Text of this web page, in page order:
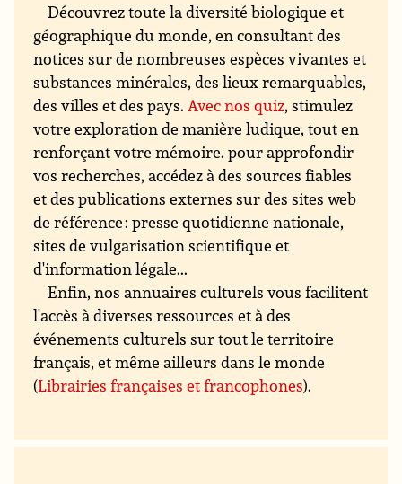
Découvrez toute la diversité biologique et
géographique du monde, en consultant des
notices sur de nombreuses espèces vivantes et
substances minérales, des lieux remarquables,
des villes et des pays.Avec nos quiz, stimulez
votre exploration de manière ludique, tout en
renforçant votre mémoire. pour approfondir
vos recherches, accédez à des sources fiables
et des publications externes sur des sites web
de référence : presse quotidienne nationale,
sites de vulgarisation scientifique et
d'information légale...
Enfin, nos annuaires culturels vous facilitent
l'accès à diverses ressources et à des
événements culturels sur tout le territoire
français, et même ailleurs dans le monde
(Librairies françaises et francophones).